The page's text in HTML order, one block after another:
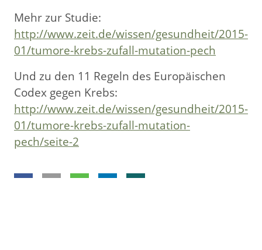
Mehr zur Studie:
http://www.zeit.de/wissen/gesundheit/2015-
01/tumore-krebs-zufall-mutation-pech
Und zu den 11 Regeln des Europäischen
Codex gegen Krebs:
http://www.zeit.de/wissen/gesundheit/2015-
01/tumore-krebs-zufall-mutation-
pech/seite-2